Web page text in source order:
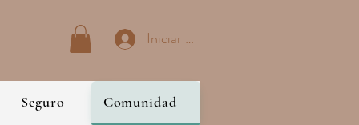
Iniciar sesión
Seguro Comunidad